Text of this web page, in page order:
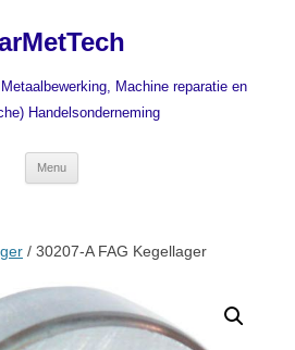
Machine reparatie en
Handelsonderneming
Menu
/ 30207-A FAG Kegellager